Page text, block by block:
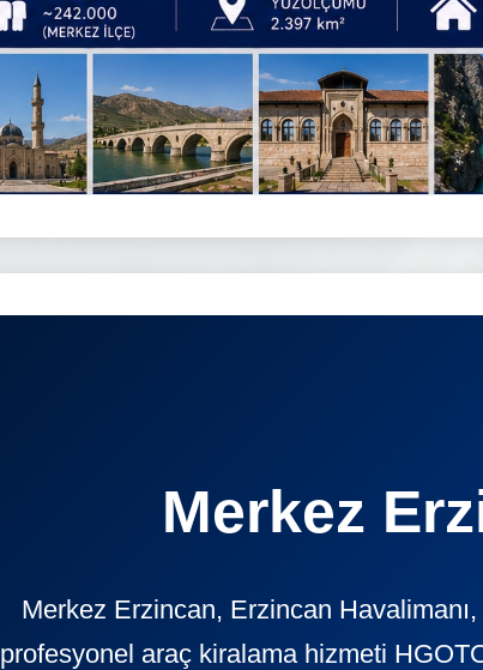
Merkez
Merkez Erzincan, Erzincan
profesyonel araç kiralama hizmeti